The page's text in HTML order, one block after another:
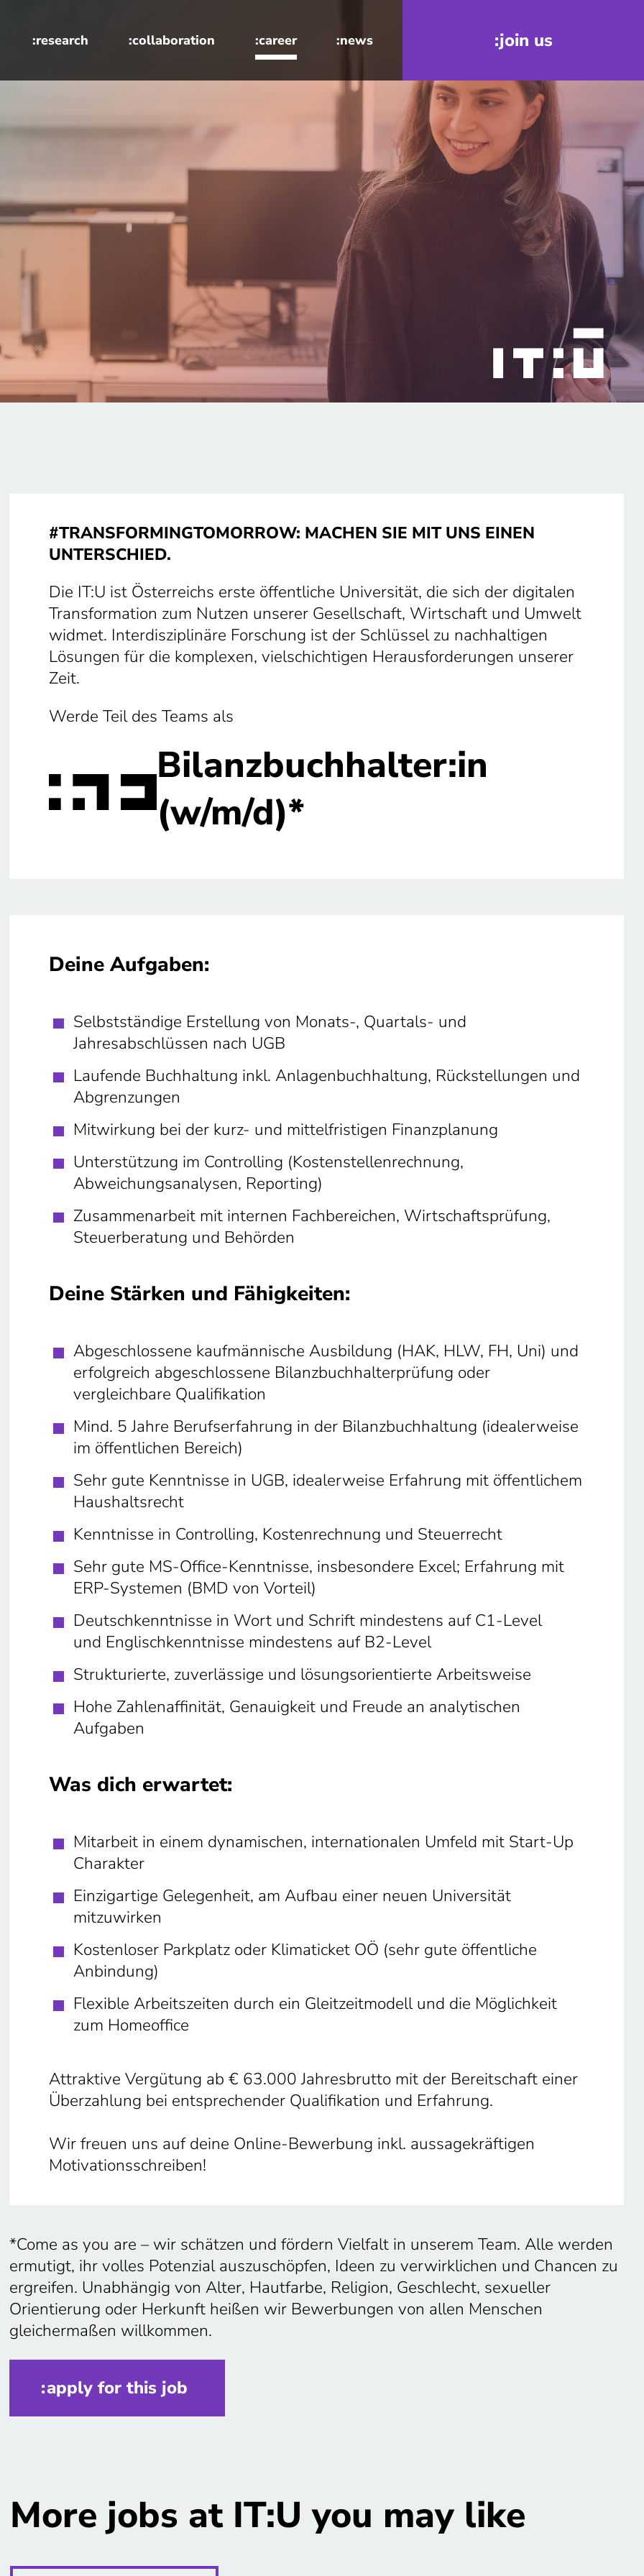
:research :collaboration :career :news :join us
#TRANSFORMINGTOMORROW: MACHEN SIE MIT UNS EINEN
UNTERSCHIED.
Die IT:U ist Österreichs erste öffentliche Universität, die sich der digitalen
Transformation zum Nutzen unserer Gesellschaft, Wirtschaft und Umwelt
widmet. Interdisziplinäre Forschung ist der Schlüssel zu nachhaltigen
Lösungen für die komplexen, vielschichtigen Herausforderungen unserer
Zeit.
Werde Teil des Teams als
Bilanzbuchhalter:in
(w/m/d)*
Deine Aufgaben:
Selbstständige Erstellung von Monats‑, Quartals‑ und
Jahresabschlüssen nach UGB
Laufende Buchhaltung inkl. Anlagenbuchhaltung, Rückstellungen und
Abgrenzungen
Mitwirkung bei der kurz- und mittelfristigen Finanzplanung
Unterstützung im Controlling (Kostenstellenrechnung,
Abweichungsanalysen, Reporting)
Zusammenarbeit mit internen Fachbereichen, Wirtschaftsprüfung,
Steuerberatung und Behörden
Deine Stärken und Fähigkeiten:
Abgeschlossene kaufmännische Ausbildung (HAK, HLW, FH, Uni) und
erfolgreich abgeschlossene Bilanzbuchhalterprüfung oder
vergleichbare Qualifikation
Mind. 5 Jahre Berufserfahrung in der Bilanzbuchhaltung (idealerweise
im öffentlichen Bereich)
Sehr gute Kenntnisse in UGB, idealerweise Erfahrung mit öffentlichem
Haushaltsrecht
Kenntnisse in Controlling, Kostenrechnung und Steuerrecht
Sehr gute MS‑Office‑Kenntnisse, insbesondere Excel; Erfahrung mit
ERP‑Systemen (BMD von Vorteil)
Deutschkenntnisse in Wort und Schrift mindestens auf C1-Level
und Englischkenntnisse mindestens auf B2-Level
Strukturierte, zuverlässige und lösungsorientierte Arbeitsweise
Hohe Zahlenaffinität, Genauigkeit und Freude an analytischen
Aufgaben
Was dich erwartet:
Mitarbeit in einem dynamischen, internationalen Umfeld mit Start-Up
Charakter
Einzigartige Gelegenheit, am Aufbau einer neuen Universität
mitzuwirken
Kostenloser Parkplatz oder Klimaticket OÖ (sehr gute öffentliche
Anbindung)
Flexible Arbeitszeiten durch ein Gleitzeitmodell und die Möglichkeit
zum Homeoffice
Attraktive Vergütung ab € 63.000 Jahresbrutto mit der Bereitschaft einer
Überzahlung bei entsprechender Qualifikation und Erfahrung.
Wir freuen uns auf deine Online-Bewerbung inkl. aussagekräftigen
Motivationsschreiben!
*Come as you are – wir schätzen und fördern Vielfalt in unserem Team. Alle werden
ermutigt, ihr volles Potenzial auszuschöpfen, Ideen zu verwirklichen und Chancen zu
ergreifen. Unabhängig von Alter, Hautfarbe, Religion, Geschlecht, sexueller
Orientierung oder Herkunft heißen wir Bewerbungen von allen Menschen
gleichermaßen willkommen.
apply for this job
More jobs at IT:U you may like